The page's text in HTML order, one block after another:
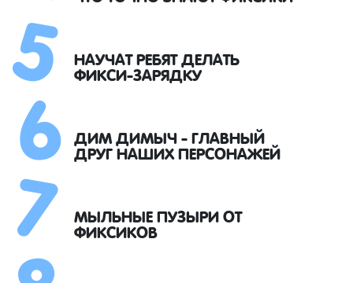
НАУЧАТ РЕБЯТ ДЕЛАТЬ
ФИКСИ-ЗАРЯДКУ
ДИМ ДИМЫЧ - ГЛАВНЫЙ
ДРУГ НАШИХ ПЕРСОНАЖЕЙ
МЫЛЬНЫЕ ПУЗЫРИ ОТ
ФИКСИКОВ